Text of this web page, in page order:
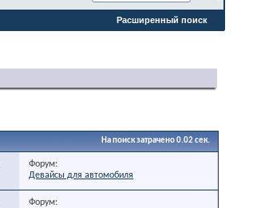
Расширенный поиск
На поиск затрачено0.02сек.
Форум:
Девайсы для автомобиля
Форум: